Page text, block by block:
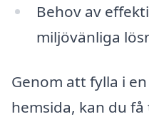
Behov av
miljövänliga
Genom att fylla i
hemsida, kan du